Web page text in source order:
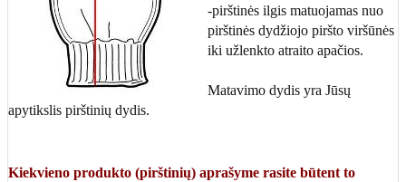
-pirštinės ilgis matuojamas nuo
pirštinės dydžiojo piršto viršūnės
iki užlenkto atraito apačios.
Matavimo dydis yra Jūsų
apytikslis pirštinių dydis.
Kiekvieno produkto (pirštinių) aprašyme rasite būtent to